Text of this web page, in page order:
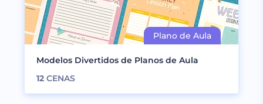
Modelos Divertidos de Planos de Aula
12 CENAS